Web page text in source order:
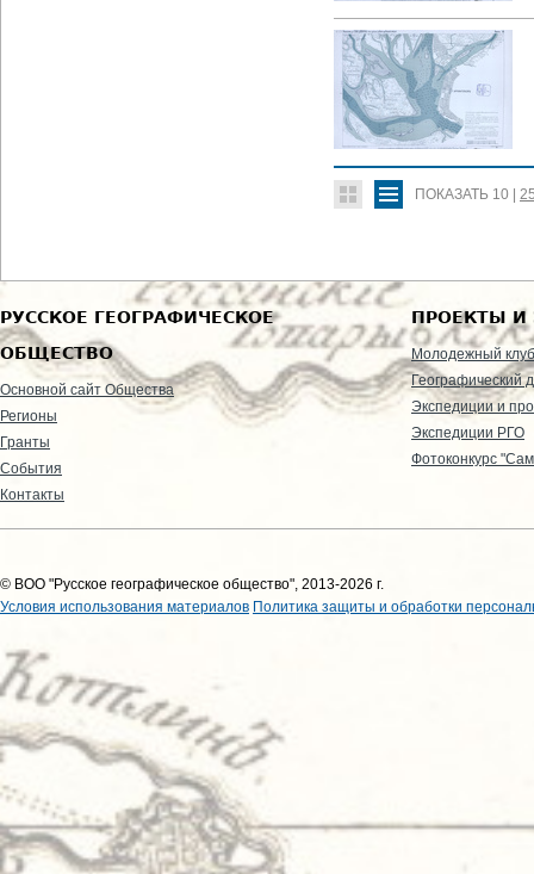
ПОКАЗАТЬ 10
РУССКОЕ ГЕОГРАФИЧЕСКОЕ
ОБЩЕСТВО
Основной сайт Общества
Регионы
Гранты
События
Контакты
ПРОЕКТЫ И
Молодежный клуб
Географический
Экспедиции и
Экспедиции РГО
Фотоконкурс
© ВОО "Русское географическое общество", 2013-2026 г.
Условия использования материалов Политика защиты и обработки